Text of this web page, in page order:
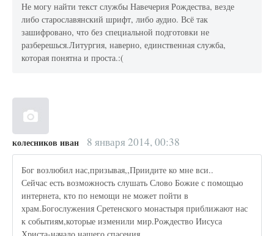
Не могу найти текст службы Навечерия Рождества, везде
либо старославянский шрифт, либо аудио. Всё так
зашифровано, что без специальной подготовки не
разберешься.Литургия, наверно, единственная служба,
которая понятна и проста.:(
колесников иван 8 января 2014, 00:38
Бог возлюбил нас,призывая,,Приидите ко мне вси..
Сейчас есть возможность слушать Слово Божие с помощью
интернета, кто по немощи не может пойти в
храм.Богослужения Сретенского монастыря приближают нас
к событиям,которые изменили мир.Рождество Иисуса